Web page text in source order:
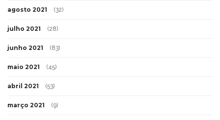
agosto 2021 (32)
julho 2021 (28)
junho 2021 (83)
maio 2021 (45)
abril 2021 (53)
março 2021 (9)